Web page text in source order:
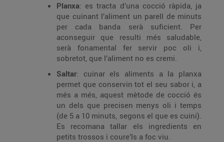
Planxa: es tracta d’una cocció ràpida, ja
que cuinant l’aliment un parell de minuts
per cada banda serà suficient. Per
aconseguir que resulti més saludable,
serà fonamental fer servir poc oli i,
sobretot, que l’aliment no es cremi.
Saltar: cuinar els aliments a la planxa
permet que conservin tot el seu sabor i, a
més a més, aquest mètode de cocció és
un dels que precisen menys oli i temps
(de 5 a 10 minuts, segons el que es cuini).
Es recomana tallar els ingredients en
petits trossos i coure’ls a foc viu.